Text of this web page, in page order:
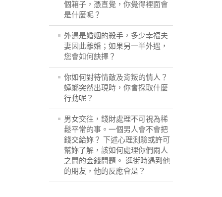
個箱子，憑直覺，你覺得裡面會
是什麼呢？
外遇是婚姻的殺手，多少幸福夫
妻因此離婚；如果另一半外遇，
您會如何訣擇？
你如何對待情敵及背叛的情人？
蟑螂突然出現時，你會採取什麼
行動呢？
男女交往，錢財處理不可視為稀
鬆平常的事。一個男人會不會把
錢交給妳？ 下述心理測驗或許可
幫妳了解，該如何處理你們兩人
之間的金錢問題。 逛街時遇到他
的朋友，他的反應會是？